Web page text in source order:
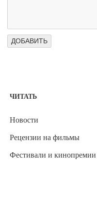
ЧИТАТЬ
Новости
Рецензии на фильмы
Фестивали и кинопремии